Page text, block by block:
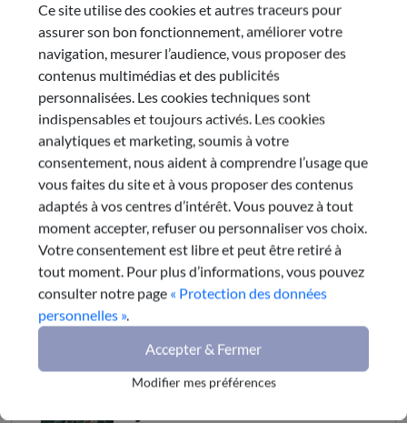
Commission
Commission : 7
Jeunesse, sport, culture, éducation populaire et
intergénération
Président :
Pascale GILLES
e-mail
Dernière publication de la
commission
25 novembre 2025
Ce site utilise des cookies et autres traceurs pour
assurer son bon fonctionnement, améliorer votre
navigation, mesurer l’audience, vous proposer des
contenus multimédias et des publicités
personnalisées. Les cookies techniques sont
indispensables et toujours activés. Les cookies
analytiques et marketing, soumis à votre
consentement, nous aident à comprendre l’usage que
vous faites du site et à vous proposer des contenus
adaptés à vos centres d’intérêt. Vous pouvez à tout
moment accepter, refuser ou personnaliser vos choix.
Votre consentement est libre et peut être retiré à
tout moment. Pour plus d’informations, vous pouvez
consulter notre page « Protection des données
personnelles ».
Accepter & Fermer
Modifier mes préférences